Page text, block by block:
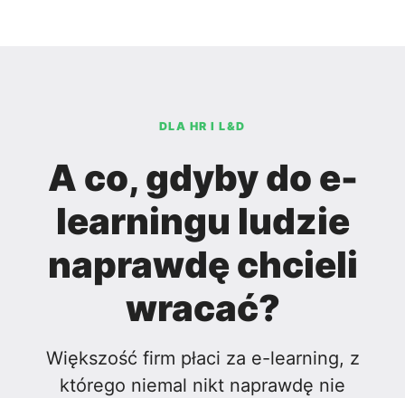
DLA HR I L&D
A co, gdyby do e-
learningu ludzie
naprawdę chcieli
wracać?
Większość firm płaci za e-learning, z
którego niemal nikt naprawdę nie